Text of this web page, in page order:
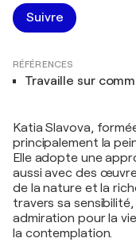
Suivre
RÉFÉRENCES
Travaille sur
Katia Slavova,
principalement la
Elle adopte une
aussi avec des
de la nature et la
travers sa
admiration pour la
la contemplation.